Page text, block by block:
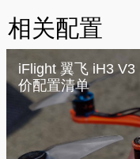
相关配置
iFlight 翼飞 iH3
价配置清单